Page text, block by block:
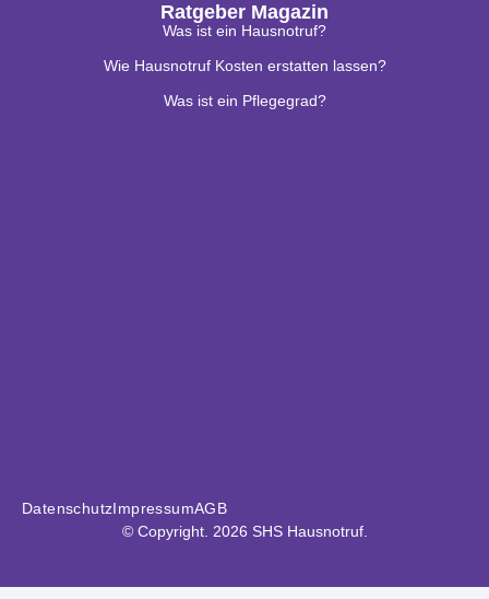
Ratgeber Magazin
Was ist ein Hausnotruf?
Wie Hausnotruf Kosten erstatten lassen?
Was ist ein Pflegegrad?
© Copyright. 2026 SHS Hausnotruf.
DatenschutzImpressumAGB